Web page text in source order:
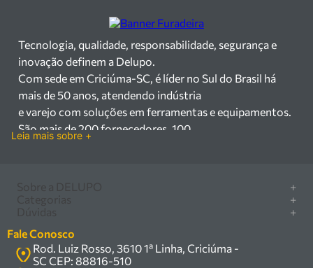
Tecnologia, qualidade, responsabilidade, segurança e
inovação definem a Delupo.
Com sede em Criciúma-SC, é líder no Sul do Brasil há
mais de 50 anos, atendendo indústria
e varejo com soluções em ferramentas e equipamentos.
São mais de 200 fornecedores, 100
equipamentos industriais no Sul do Brasil. Com sede em
Criciúma – SC, atendemos os
setores industrial e varejista com um amplo portfólio de
produtos à pronta entrega.
Leia mais sobre +
+
Marcas
Política de privacidade
+
Serra circular
Compressor
+
Como comprar
Central de ajuda
Troca, devolução e garantia
Fale Conosco
Rod. Luiz Rosso, 3610 1ª Linha, Criciúma -
SC CEP: 88816-510